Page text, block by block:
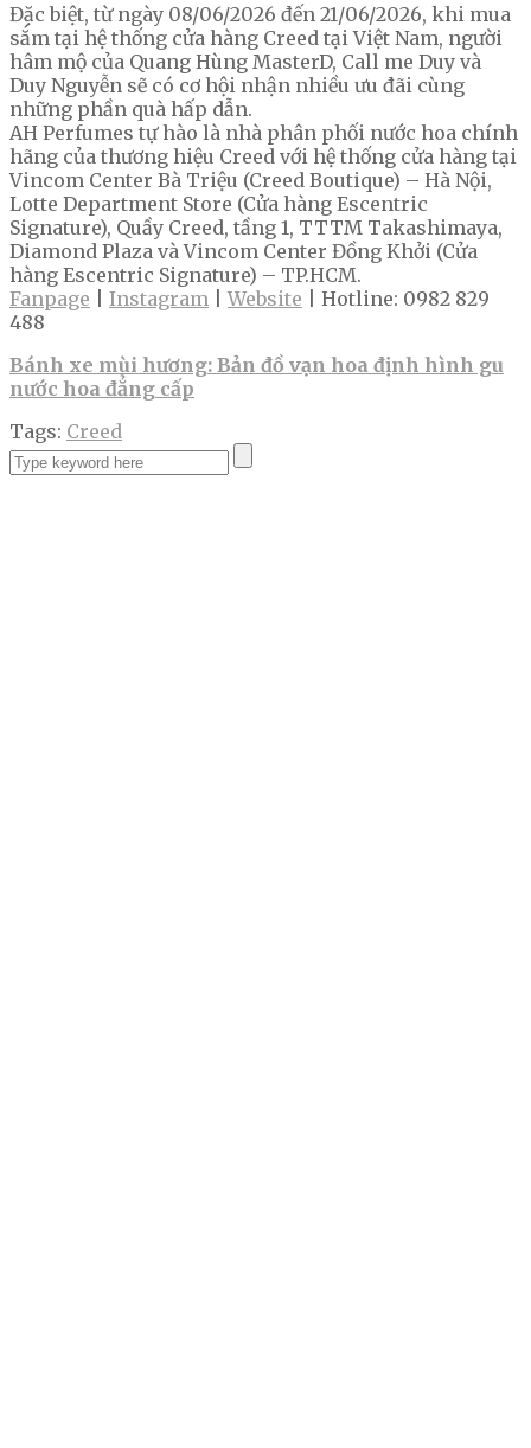
Đặc biệt, từ ngày 08/06/2026 đến 21/06/2026, khi mua
sắm tại hệ thống cửa hàng Creed tại Việt Nam, người
hâm mộ của Quang Hùng MasterD, Call me Duy và
Duy Nguyễn sẽ có cơ hội nhận nhiều ưu đãi cùng
những phần quà hấp dẫn.
AH Perfumes tự hào là nhà phân phối nước hoa chính
hãng của thương hiệu Creed với hệ thống cửa hàng tại
Vincom Center Bà Triệu (Creed Boutique) – Hà Nội,
Lotte Department Store (Cửa hàng Escentric
Signature), Quầy Creed, tầng 1, TTTM Takashimaya,
Diamond Plaza và Vincom Center Đồng Khởi (Cửa
hàng Escentric Signature) – TP.HCM.
Fanpage
Instagram |Website | Hotline: 0982 829
488
Bánh xe mùi hương: Bản đồ vạn hoa định hình gu
nước hoa đẳng cấp
Tags: Creed